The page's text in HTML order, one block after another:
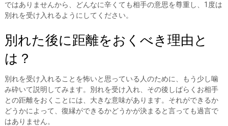
ではありませんから、どんなに辛くても相手の意思を尊重し、1度は
別れを受け入れるようにしてください。
別れた後に距離をおくべき理由と
は？
別れを受け入れることを怖いと思っている人のために、もう少し噛
み砕いて説明してみます。別れを受け入れ、その後しばらくお相手
との距離をおくことには、大きな意味があります。それができるか
どうかによって、復縁ができるかどうかが決まると言っても過言で
はありません。